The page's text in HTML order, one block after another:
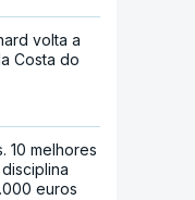
volta a
Costa do
10 melhores
euros